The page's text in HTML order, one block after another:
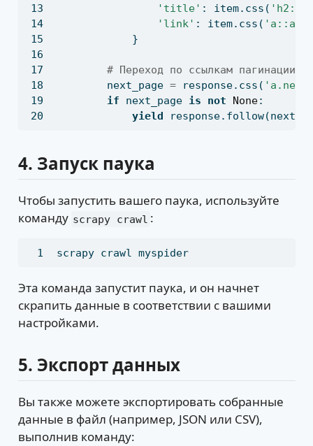
'title' : item.css(
'link' : item.css(
            }
# Переход по ссылкам пагинации,
        next_page
= response.css(
if next_page is not None:
yield
4. Запуск паука
Чтобы запустить вашего паука, используйте
команду scrapy crawl :
scrapy crawl myspider
Эта команда запустит паука, и он начнет
скрапить данные в соответствии с вашими
настройками.
5. Экспорт данных
Вы также можете экспортировать собранные
данные в файл (например, JSON или CSV),
выполнив команду: